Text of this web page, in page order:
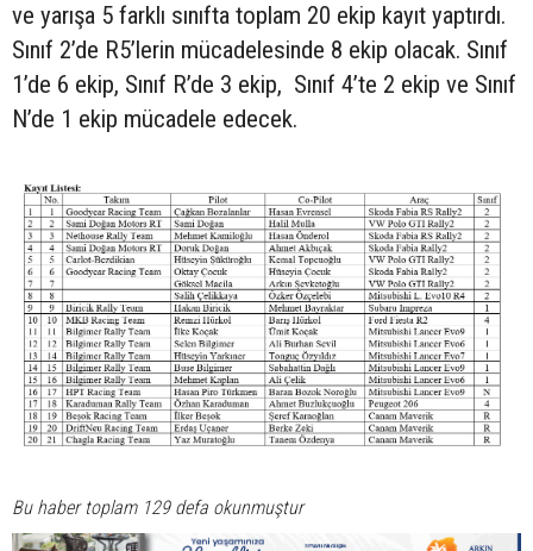
ve yarışa 5 farklı sınıfta toplam 20 ekip kayıt yaptırdı.
Sınıf 2’de R5’lerin mücadelesinde 8 ekip olacak. Sınıf
1’de 6 ekip, Sınıf R’de 3 ekip, Sınıf 4’te 2 ekip ve Sınıf
N’de 1 ekip mücadele edecek.
Bu haber toplam 129 defa okunmuştur